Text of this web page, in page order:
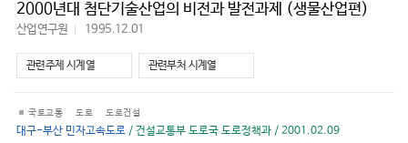
2000년대 첨단기술산업의 비전과 발전과제 (생물산업편)
산업연구원 1995.12.01
가
기
관련주제 시계열 관련부처 시계열
국토교통 도로 도로건설
대구-부산 민자고속도로 / 건설교통부 도로국 도로정책과 / 2001.02.09